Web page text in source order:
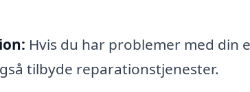
Hvis du har problemer med din
tilbyde reparationstjenester.